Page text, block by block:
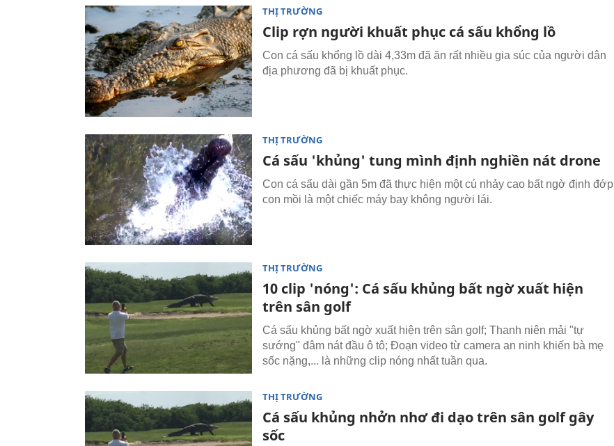
THỊ TRƯỜNG
Clip rợn người khuất phục cá sấu khổng lồ
Con cá sấu khổng lồ dài 4,33m đã ăn rất nhiều gia súc của người dân
địa phương đã bị khuất phục.
THỊ TRƯỜNG
Cá sấu 'khủng' tung mình định nghiền nát drone
Con cá sấu dài gần 5m đã thực hiện một cú nhảy cao bất ngờ định đớp
con mồi là một chiếc máy bay không người lái.
THỊ TRƯỜNG
10 clip 'nóng': Cá sấu khủng bất ngờ xuất hiện
trên sân golf
Cá sấu khủng bất ngờ xuất hiện trên sân golf; Thanh niên mải "tự
sướng" đâm nát đầu ô tô; Đoạn video từ camera an ninh khiến bà mẹ
sốc nặng,... là những clip nóng nhất tuần qua.
THỊ TRƯỜNG
Cá sấu khủng nhởn nhơ đi dạo trên sân golf gây
sốc